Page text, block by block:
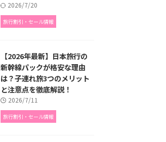
2026/7/20
旅行割引・セール情報
【2026年最新】日本旅行の
新幹線パックが格安な理由
は？子連れ旅3つのメリット
と注意点を徹底解説！
2026/7/11
旅行割引・セール情報